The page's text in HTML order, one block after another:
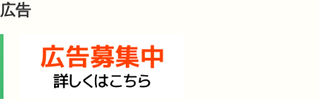
広告